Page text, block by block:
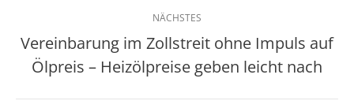
NÄCHSTES
Nächster
Beitrag:
Vereinbarung im Zollstreit ohne Impuls auf
Ölpreis – Heizölpreise geben leicht nach